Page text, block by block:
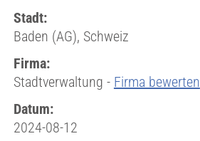
Stadt:
Baden (AG), Schweiz
Firma:
Stadtverwaltung - Firma bewerten
Datum:
2024-08-12